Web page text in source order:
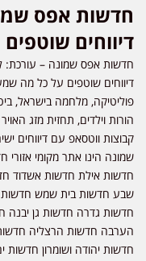
דיווחים שוטפים
חדשות אפס שמונה – עורכת:
דיווחים שוטפים על כל מה
פוליטיקה, מלחמה בישראל,
הורות וילדים, תחזית מזג
קבוצות ווטסאפ עם דיווחים
שמונה הינו אתר מקומי
חדשות אילת חדשות אשדוד
שבע חדשות בית שמש חדשות
חדשות גדרה חדשות גן יבנה
הערבה חדשות הרצליה חדשות
חדשות יהודה ושומרון